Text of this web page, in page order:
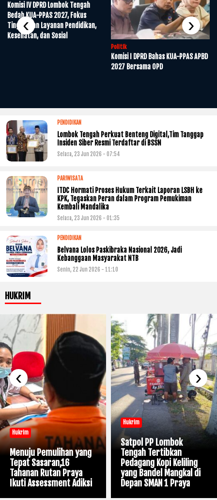
Komisi IV DPRD Lombok Tengah
Bedah KUA-PPAS 2027, Fokus
Tingkatkan Layanan Pendidikan,
Kesehatan, dan Sosial
Politik
Komisi I DPRD Bahas KUA-PPAS APBD
2027 Bersama OPD
‹ ›
PENDIDIKAN
Lombok Tengah Perkuat Benteng Digital,Tim Tanggap
Insiden Siber Resmi Terdaftar di BSSN
Selasa, 23 Jun 2026 - 07:54
PARIWISATA
ITDC Hormati Proses Hukum Terkait Laporan LSBH ke
KPK, Tegaskan Peran dalam Program Pemukiman
Kembali Mandalika
Selasa, 23 Jun 2026 - 01:35
PENDIDIKAN
Belvana Lolos Paskibraka Nasional 2026, Jadi
Kebanggaan Masyarakat NTB
Senin, 22 Jun 2026 - 11:10
HUKRIM
Hukrim
Menuju Pemulihan yang
Tepat Sasaran,16
Tahanan Rutan Praya
Ikuti Assessment Adiksi
Hukrim
Satpol PP Lombok
Tengah Tertibkan
Pedagang Kopi Keliling
yang Bandel Mangkal di
Depan SMAN 1 Praya
‹ ›